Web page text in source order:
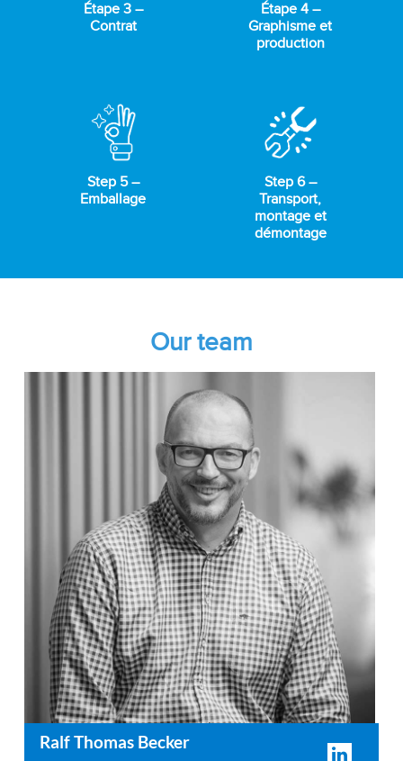
Étape 3 –
Contrat
Étape 4 –
Graphisme et
production
Step 5 –
Emballage
Step 6 –
Transport,
montage et
démontage
Our team
Ralf Thomas Becker